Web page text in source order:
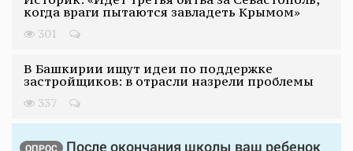
когда враги пытаются завладеть Крымом»
301
В Башкирии ищут идеи по поддержке
застройщиков: в отрасли назрели проблемы
337
ОПРОС После окончания школы ваш ребенок